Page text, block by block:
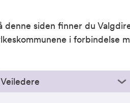
denne siden finner du
i forbindelse
Veiledere